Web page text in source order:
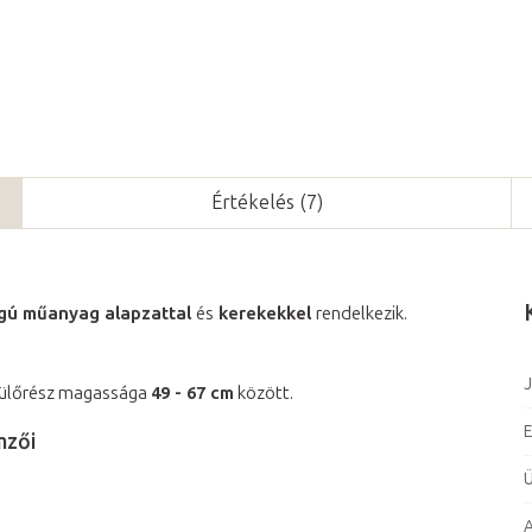
Értékelés (7)
műanyag alapzattal és kerekekkel rendelkezik.
magassága 49 - 67 cm között.